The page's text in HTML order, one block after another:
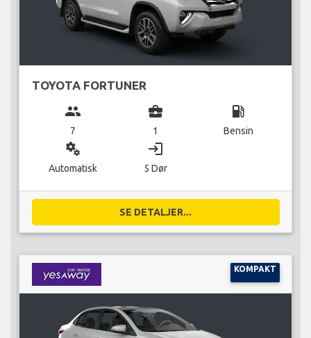
TOYOTA FORTUNER
group
7
business_center
1
local_gas_station
Bensin
miscellaneous_services
Automatisk
login
5 Dør
SE DETALJER...
KOMPAKT